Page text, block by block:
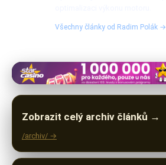
Všechny články od Radim Polák →
Zobrazit celý archiv článků →
/archiv/ →